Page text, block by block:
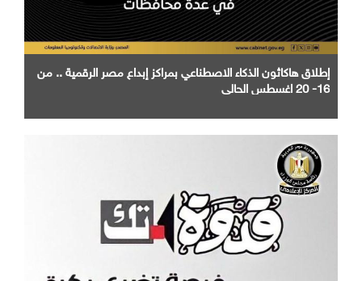
إطلاق هاكاثون الذكاء الاصطناعي بمراكز إبداع مصر الرقمية .. من
16- 20 اغسطس الحالي